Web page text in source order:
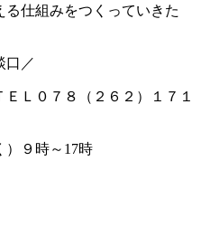
仕組みをつくっていきた
口／
ＥＬ０７８（２６２）１７１
）９時～17時